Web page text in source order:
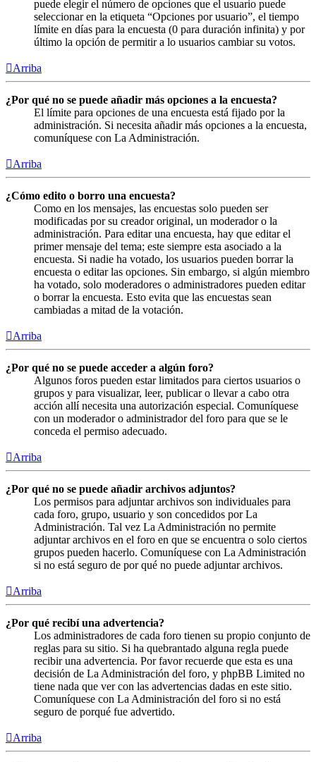
puede elegir el número de opciones que el usuario puede
seleccionar en la etiqueta “Opciones por usuario”, el tiempo
límite en días para la encuesta (0 para duración infinita) y por
último la opción de permitir a lo usuarios cambiar su votos.
Arriba
¿Por qué no se puede añadir más opciones a la encuesta?
El límite para opciones de una encuesta está fijado por la
administración. Si necesita añadir más opciones a la encuesta,
comuníquese con La Administración.
Arriba
¿Cómo edito o borro una encuesta?
Como en los mensajes, las encuestas solo pueden ser
modificadas por su creador original, un moderador o la
administración. Para editar una encuesta, hay que editar el
primer mensaje del tema; este siempre esta asociado a la
encuesta. Si nadie ha votado, los usuarios pueden borrar la
encuesta o editar las opciones. Sin embargo, si algún miembro
ha votado, solo moderadores o administradores pueden editar
o borrar la encuesta. Esto evita que las encuestas sean
cambiadas a mitad de la votación.
Arriba
¿Por qué no se puede acceder a algún foro?
Algunos foros pueden estar limitados para ciertos usuarios o
grupos y para visualizar, leer, publicar o llevar a cabo otra
acción allí necesita una autorización especial. Comuníquese
con un moderador o administrador del foro para que se le
conceda el permiso adecuado.
Arriba
¿Por qué no se puede añadir archivos adjuntos?
Los permisos para adjuntar archivos son individuales para
cada foro, grupo, usuario y son concedidos por La
Administración. Tal vez La Administración no permite
adjuntar archivos en el foro en que se encuentra o solo ciertos
grupos pueden hacerlo. Comuníquese con La Administración
si no está seguro de por qué no puede adjuntar archivos.
Arriba
¿Por qué recibí una advertencia?
Los administradores de cada foro tienen su propio conjunto de
reglas para su sitio. Si ha quebrantado alguna regla puede
recibir una advertencia. Por favor recuerde que esta es una
decisión de La Administración del foro, y phpBB Limited no
tiene nada que ver con las advertencias dadas en este sitio.
Comuníquese con La Administración del foro si no está
seguro de porqué fue advertido.
Arriba